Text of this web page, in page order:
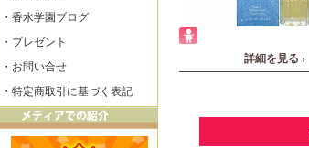
詳細を見る ›
・ 香水学園ブログ
・ プレゼント
・ お問い合せ
・ 特定商取引に基づく表記